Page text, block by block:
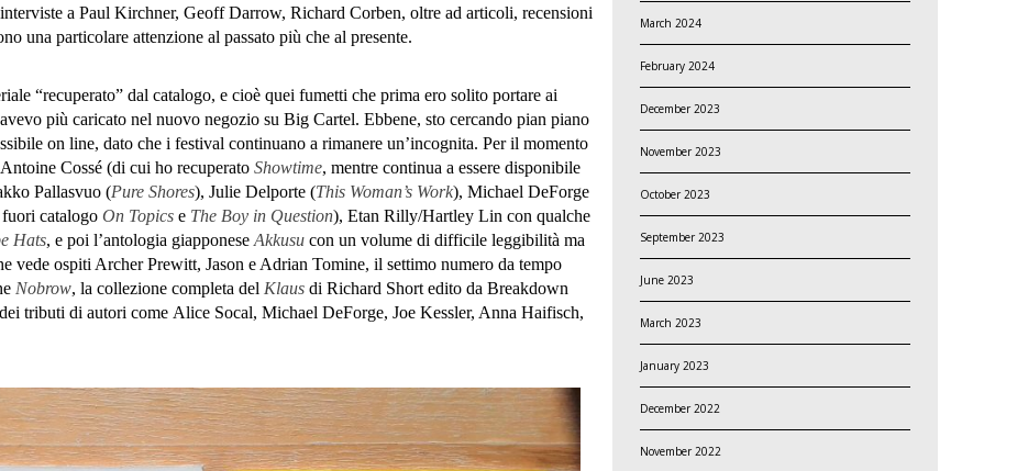
a Paul Kirchner, Geoff Darrow, Richard Corben, oltre ad articoli, recensioni
una particolare attenzione al passato più che al presente.
“recuperato” dal catalogo, e cioè quei fumetti che prima ero solito portare ai
più caricato nel nuovo negozio su Big Cartel. Ebbene, sto cercando pian piano
on line, dato che i festival continuano a rimanere un’incognita. Per il momento
Cossé (di cui ho recuperatoShowtime, mentre continua a essere disponibile
Pallasvuo (Pure Shores), Julie Delporte (This Woman’s Work), Michael DeForge
catalogoOn Topics e The Boy in Question), Etan Rilly/Hartley Lin con qualche
Hats, e poi l’antologia giapponeseAkkusu con un volume di difficile leggibilità ma
vede ospiti Archer Prewitt, Jason e Adrian Tomine, il settimo numero da tempo
Nobrow, la collezione completa del Klaus di Richard Short edito da Breakdown
tributi di autori come Alice Socal, Michael DeForge, Joe Kessler, Anna Haifisch,
March 2024
February 2024
December 2023
November 2023
October 2023
September 2023
June 2023
March 2023
January 2023
December 2022
November 2022